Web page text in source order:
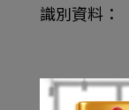
識別資料：
1.需要與合